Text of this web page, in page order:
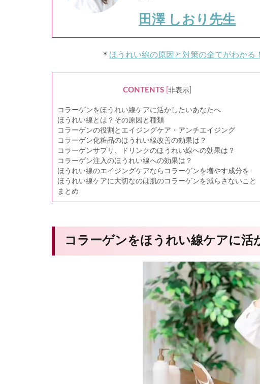
田澤 しおり先生
＊ ほうれい線の原因と対策の全てがわかる
CONTENTS 非表示]
コラーゲンをほうれい線ケアに活かしたいあなたへ
ほうれい線とは？その原因と種類
コラーゲンの役割とエイジングケア・アンチエイジング
コラーゲン化粧品のほうれい線改善の効果は？
コラーゲンサプリ、ドリンクのほうれい線への効果は？
コラーゲン注入のほうれい線への効果は？
ほうれい線のエイジングケアならコラーゲンを増やす成分を
ほうれい線ケアに大切なのは肌のコラーゲンを減らさないこと
まとめ
コラーゲンをほうれい線ケアに活